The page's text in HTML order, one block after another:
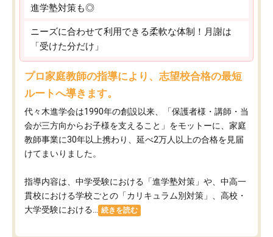
進学塾対策も◎
ニーズに合わせて利用できる柔軟な体制！月謝は
「受けた分だけ」
プロ家庭教師の指導により、志望校合格の最短
ルートへ導きます。
代々木進学会は1990年の創設以来、「保護者様・講師・当
会が三方向からお子様を支えること」をモットーに、家庭
教師事業に30年以上携わり、延べ2万人以上の合格を見届
けてまいりました。
指導内容は、中学受験における「進学塾対策」や、中高一
貫校における学校ごとの「カリキュラム別対策」、高校・
大学受験における...
続きを読む